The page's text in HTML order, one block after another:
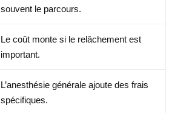
souvent le parcours.
Le coût monte si le relâchement est
important.
L’anesthésie générale ajoute des frais
spécifiques.